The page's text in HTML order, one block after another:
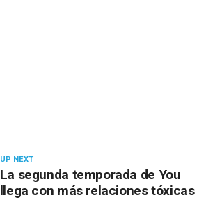
UP NEXT
La segunda temporada de You
llega con más relaciones tóxicas